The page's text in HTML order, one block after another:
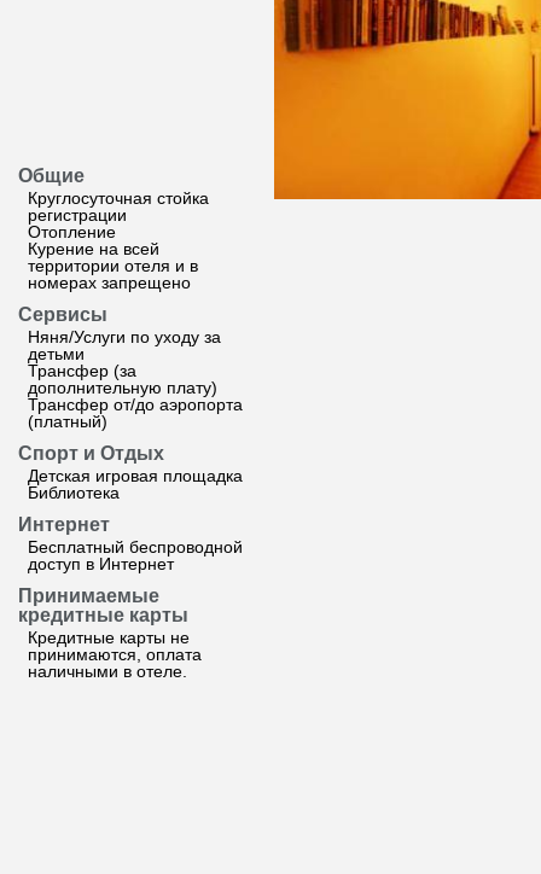
Общие
Круглосуточная стойка
регистрации
Отопление
Курение на всей
территории отеля и в
номерах запрещено
Сервисы
Няня/Услуги по уходу за
детьми
Трансфер (за
дополнительную плату)
Трансфер от/до аэропорта
(платный)
Спорт и Отдых
Детская игровая площадка
Библиотека
Интернет
Бесплатный беспроводной
доступ в Интернет
Принимаемые
кредитные карты
Кредитные карты не
принимаются, оплата
наличными в отеле.